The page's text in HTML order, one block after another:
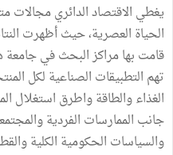
يغطي الاقتصاد الدائري مجالات
الحياة العصرية، حيث أظهرت
قامت بها مراكز البحث في جامعة
تهم التطبيقات الصناعية لكل
الغذاء والطاقة واطرق استغلال
جانب الممارسات الفردية
والسياسات الحكومية الكلية